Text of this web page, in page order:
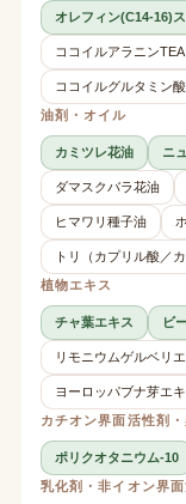
オレフィン(C14-16)
ココイルアラニンTEA
ココイルグルタミン
油剤・オイル
カミツレ花油 ニ
ダマスクバラ花油
ヒマワリ種子油
トリ（カプリル酸／
植物エキス
チャ葉エキス ビ
リモニウムゲルベリ
ヨーロッパブナ芽エキ
カチオン界面活性剤・
ポリクオタニウム-10
乳化剤・非イオン界面